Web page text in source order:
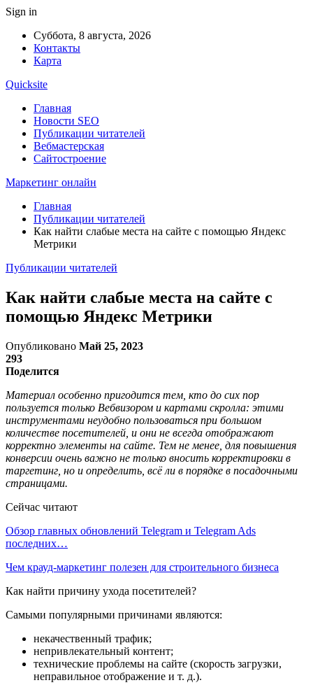
Sign in
Суббота, 8 августа, 2026
Контакты
Карта
Quicksite
Главная
Новости SEO
Публикации читателей
Вебмастерская
Сайтостроение
Маркетинг онлайн
Главная
Публикации читателей
Как найти слабые места на сайте с помощью Яндекс
Метрики
Публикации читателей
Как найти слабые места на сайте с
помощью Яндекс Метрики
Опубликовано Май 25, 2023
293
Поделится
Материал особенно пригодится тем, кто до сих пор
пользуется только Вебвизором и картами скролла: этими
инструментами неудобно пользоваться при большом
количестве посетителей, и они не всегда отображают
корректно элементы на сайте. Тем не менее, для повышения
конверсии очень важно не только вносить корректировки в
таргетинг, но и определить, всё ли в порядке в посадочными
страницами.
Сейчас читают
Обзор главных обновлений Telegram и Telegram Ads
последних…
Чем крауд-маркетинг полезен для строительного бизнеса
Как найти причину ухода посетителей?
Самыми популярными причинами являются:
некачественный трафик;
непривлекательный контент;
технические проблемы на сайте (скорость загрузки,
неправильное отображение и т. д.).